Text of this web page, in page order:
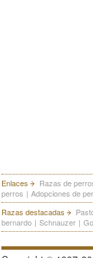
Enlaces Razas de
perros | Adopciones de
Razas destacadas
bernardo | Schnauzer |